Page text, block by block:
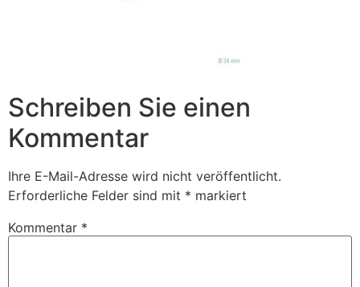
Schreiben Sie einen
Kommentar
Ihre E-Mail-Adresse wird nicht veröffentlicht.
Erforderliche Felder sind mit * markiert
Kommentar *